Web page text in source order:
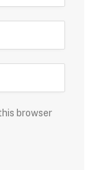
browser